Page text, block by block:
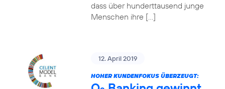
dass über hunderttausend junge
Menschen ihre […]
12. April 2019
HOHER KUNDENFOKUS ÜBERZEUGT: